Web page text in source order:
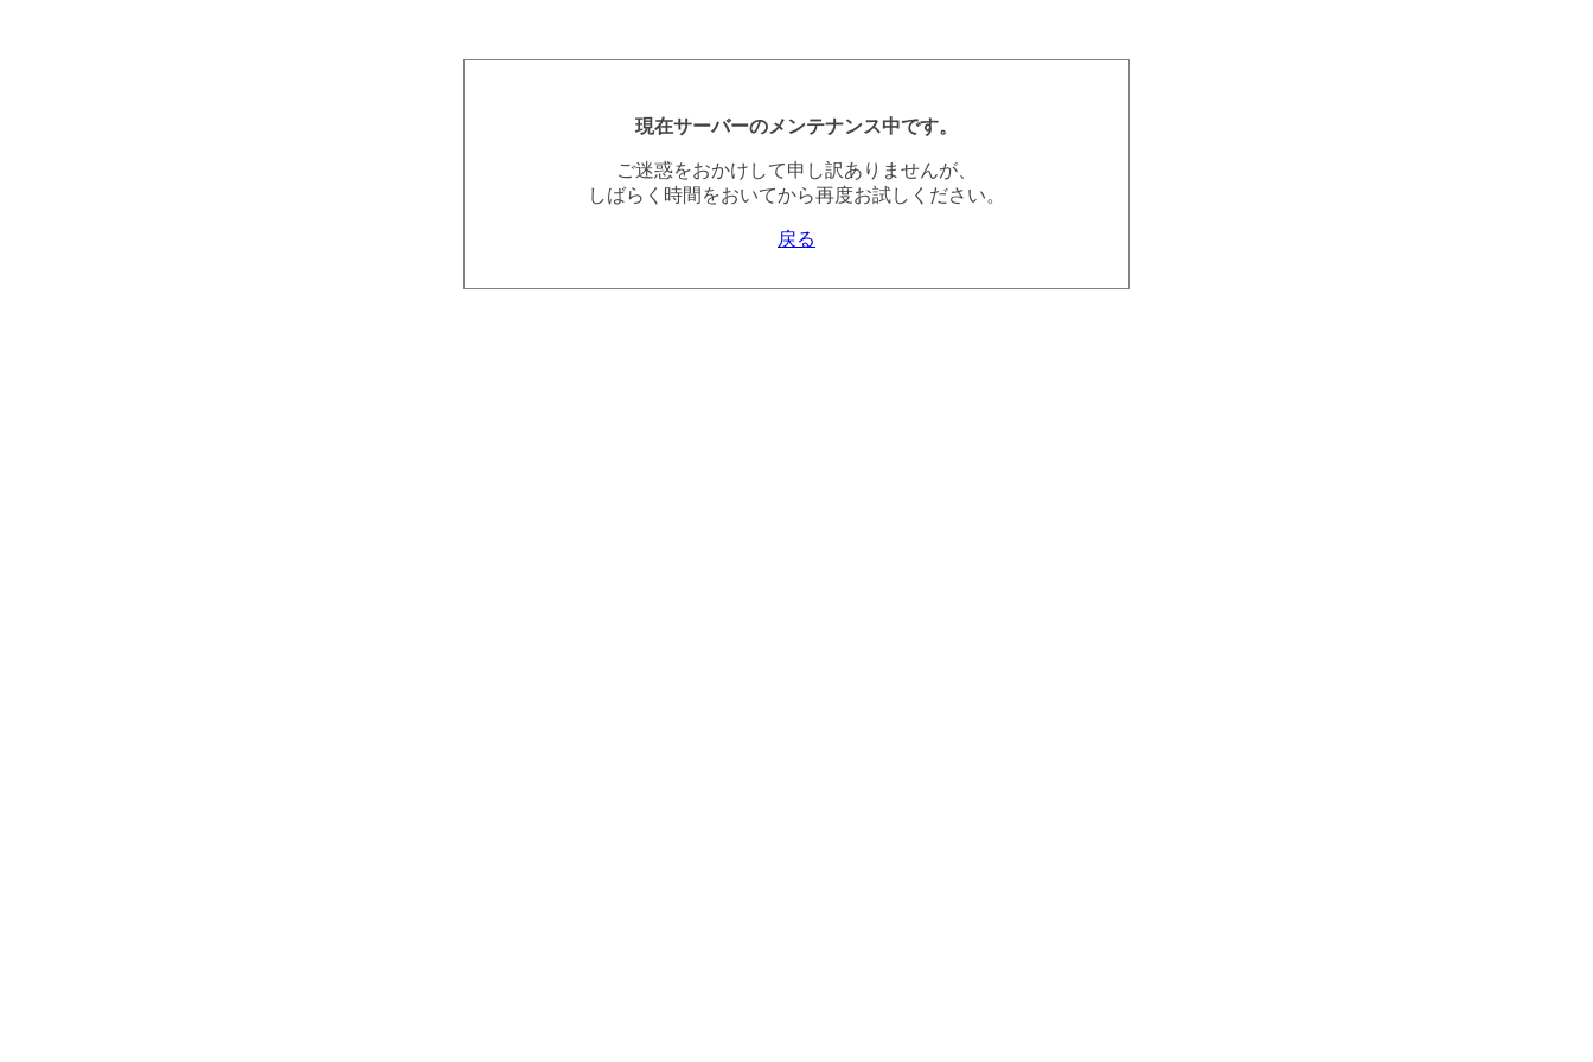
現在サーバーのメンテナンス中です。
ご迷惑をおかけして申し訳ありませんが、
しばらく時間をおいてから再度お試しください。
戻る